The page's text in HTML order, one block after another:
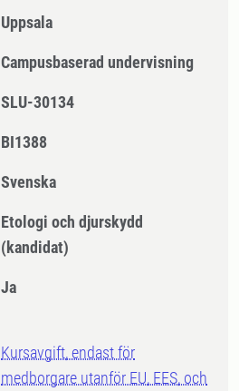
Uppsala
Campusbaserad undervisning
SLU-30134
BI1388
Svenska
Etologi och djurskydd
(kandidat)
Ja
Kursavgift, endast för
medborgare utanför EU, EES, och